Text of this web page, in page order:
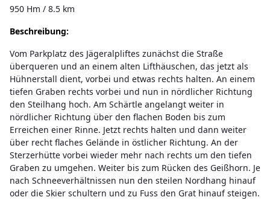
950 Hm / 8.5 km
Beschreibung:
Vom Parkplatz des Jägeralpliftes zunächst die Straße
überqueren und an einem alten Lifthäuschen, das jetzt als
Hühnerstall dient, vorbei und etwas rechts halten. An einem
tiefen Graben rechts vorbei und nun in nördlicher Richtung
den Steilhang hoch. Am Schärtle angelangt weiter in
nördlicher Richtung über den flachen Boden bis zum
Erreichen einer Rinne. Jetzt rechts halten und dann weiter
über recht flaches Gelände in östlicher Richtung. An der
Sterzerhütte vorbei wieder mehr nach rechts um den tiefen
Graben zu umgehen. Weiter bis zum Rücken des Geißhorn. Je
nach Schneeverhältnissen nun den steilen Nordhang hinauf
oder die Skier schultern und zu Fuss den Grat hinauf steigen.